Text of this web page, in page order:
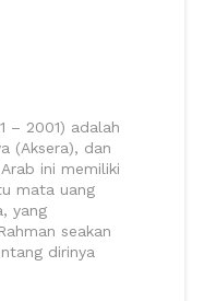
– 2001) adalah
(Aksera), dan
ini memiliki
mata uang
yang
seakan
dirinya